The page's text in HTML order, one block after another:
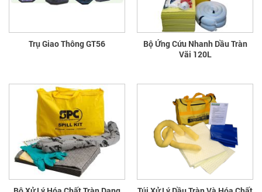
Trụ Giao Thông GT56
Bộ Ứng Cứu Nhanh Dầu Tràn
Vãi 120L